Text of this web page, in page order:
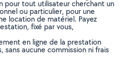
pour tout utilisateur cherchant un
ou particulier, pour une
location de matériel. Payez
fixé par vous,
en ligne de la prestation
sans aucune commission ni frais